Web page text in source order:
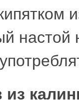
настой
из